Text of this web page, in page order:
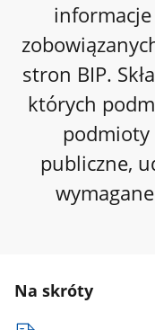
stron BIP.
których
podmioty
publiczne,
Na skróty